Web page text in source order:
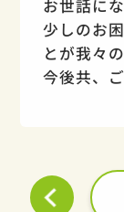
お世話に
少しのお
とが我々
今後共、